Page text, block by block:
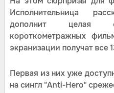
Исполнительница
дополнит целая
короткометражных
экранизации получат все
Первая из них уже
на сингл "Anti-Hero"